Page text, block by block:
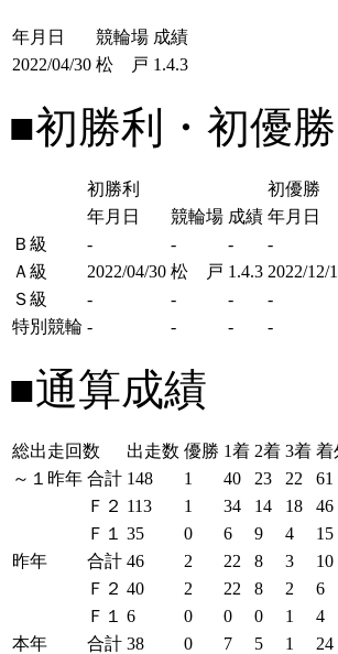
年月日 競輪場 成績
2022/04/30 松 戸 1.4.3
■初勝利・初優勝
初勝利
初優勝
年月日
競輪場 成績 年月日
Ｂ級
- - - -
Ａ級
2022/04/30 松 戸 1.4.3 2022/12/
Ｓ級
- - - -
特別競輪 - - - -
■通算成績
総出走回数 出走数 優勝 1着 2着 3着 着
～１昨年 合計 148 1 40 23 22 61
Ｆ２ 113 1 34 14 18 46
Ｆ１
35 0 6 9 4 15
昨年
合計 46 2 22 8 3 10
Ｆ２ 40 2 22 8 2 6
Ｆ１
6 0 0 0 1 4
本年
合計 38 0 7 5 1 24